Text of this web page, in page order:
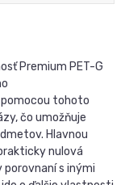
Premium PET-G
tohoto
čo umožňuje
Hlavnou
nulová
s inými